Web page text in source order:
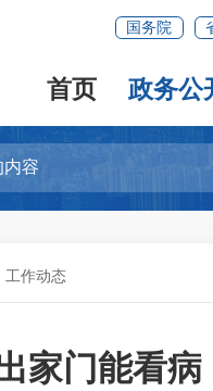
国务院
首页 政务公
工作动态
家门能看病